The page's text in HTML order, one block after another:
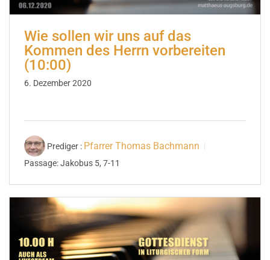
Wie sollen wir uns auf das
Kommen des Herrn vorbereiten
(10:00)
6. Dezember 2020
Prediger : Pfarrer Thomas Bachmann
Passage:Jakobus 5, 7-11